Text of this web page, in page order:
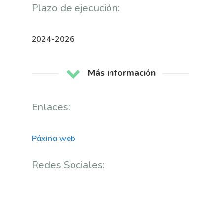
Plazo de ejecución:
2024-2026
Más información
Enlaces:
Páxina web
Redes Sociales: